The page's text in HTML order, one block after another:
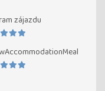
zájazdu